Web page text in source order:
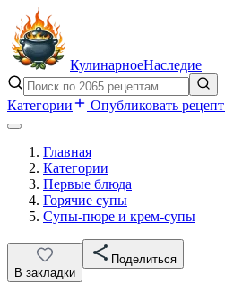
КулинарноеНаследие
Категории Опубликовать рецепт
Главная
Категории
Первые блюда
Горячие супы
Супы-пюре и крем-супы
В закладки
Поделиться